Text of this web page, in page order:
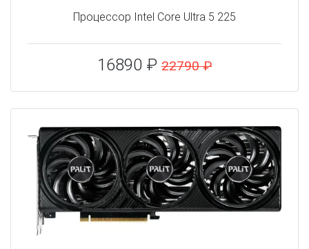
Процессор Intel Core Ultra 5 225
16890 ₽ 22790 ₽